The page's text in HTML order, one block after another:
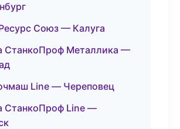
Союз — Калуга
СтанкоПроф Металлика —
Line — Череповец
СтанкоПроф Line —